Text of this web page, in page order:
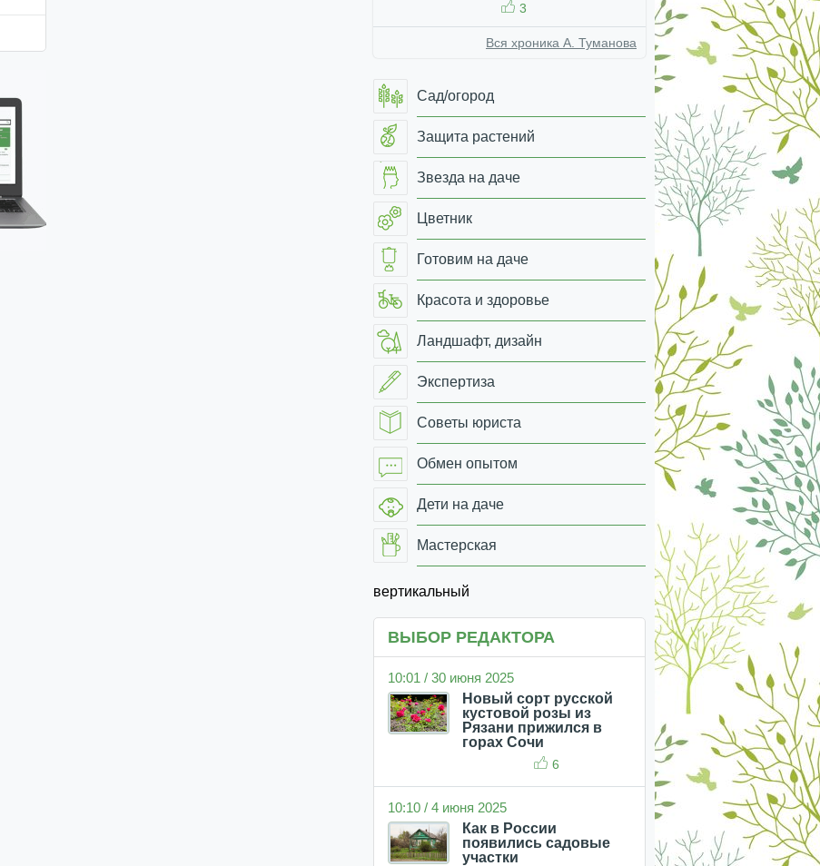
3
Вся хроника А. Туманова
Сад/огород
Защита растений
Звезда на даче
Цветник
Готовим на даче
Красота и здоровье
Ландшафт, дизайн
Экспертиза
Советы юриста
Обмен опытом
Дети на даче
Мастерская
вертикальный
ВЫБОР РЕДАКТОРА
10:01 / 30 июня 2025
Новый сорт русской
кустовой розы из
Рязани прижился в
горах Сочи
6
10:10 / 4 июня 2025
Как в России
появились садовые
участки